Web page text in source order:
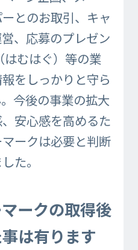
とのお取引、キャ
、応募のプレゼン
むはぐ）等の業
をしっかりと守ら
今後の事業の拡大
安心感を高めるた
ークは必要と判断
た。
ークの取得後
は有ります